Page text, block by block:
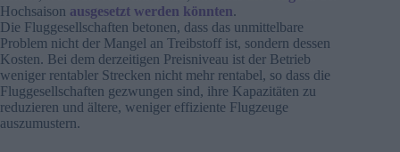
Hochsaison ausgesetzt werden könnten.
Die Fluggesellschaften betonen, dass das unmittelbare
Problem nicht der Mangel an Treibstoff ist, sondern dessen
Kosten. Bei dem derzeitigen Preisniveau ist der Betrieb
weniger rentabler Strecken nicht mehr rentabel, so dass die
Fluggesellschaften gezwungen sind, ihre Kapazitäten zu
reduzieren und ältere, weniger effiziente Flugzeuge
auszumustern.